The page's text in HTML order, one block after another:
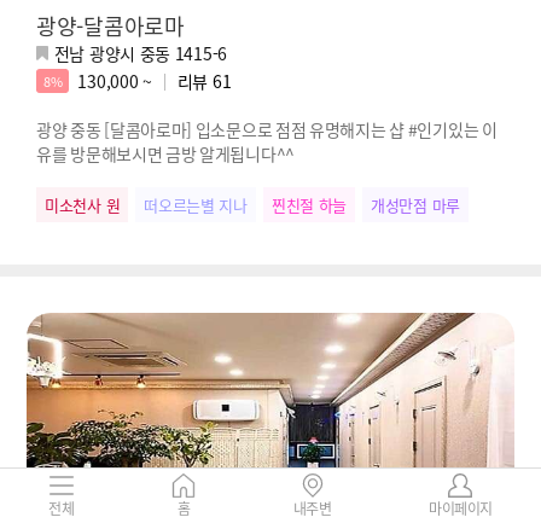
광양-달콤아로마
전남 광양시 중동 1415-6
8% 130,000 ~ 리뷰 61
광양 중동 [달콤아로마] 입소문으로 점점 유명해지는 샵 #인기있는 이
유를 방문해보시면 금방 알게됩니다^^
미소천사 원 떠오르는별 지나 찐친절 하늘 개성만점 마루
전체 홈 내주변 마이페이지